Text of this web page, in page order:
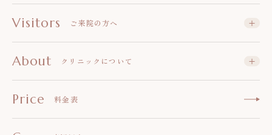
Visitors ご来院の方へ
About クリニックについて
Price 料金表